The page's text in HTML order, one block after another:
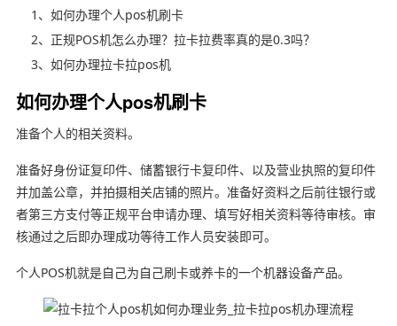
1、如何办理个人pos机刷卡
2、正规POS机怎么办理？拉卡拉费率真的是0.3吗？
3、如何办理拉卡拉pos机
如何办理个人pos机刷卡
准备个人的相关资料。
准备好身份证复印件、储蓄银行卡复印件、以及营业执照的复印件
并加盖公章，并拍摄相关店铺的照片。准备好资料之后前往银行或
者第三方支付等正规平台申请办理、填写好相关资料等待审核。审
核通过之后即办理成功等待工作人员安装即可。
个人POS机就是自己为自己刷卡或养卡的一个机器设备产品。